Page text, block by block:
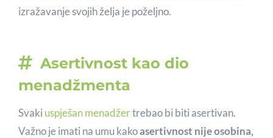
izražavanje svojih želja je poželjno.
Asertivnost kao dio
menadžmenta
Svaki uspješan menadžertrebao bi biti asertivan.
Važno je imati na umu kakoasertivnost nije osobina,